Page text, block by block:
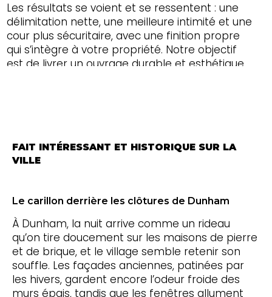
Les résultats se voient et se ressentent : une
délimitation nette, une meilleure intimité et une
cour plus sécuritaire, avec une finition propre
qui s’intègre à votre propriété. Notre objectif
est de livrer un ouvrage durable et esthétique,
FAIT INTÉRESSANT ET HISTORIQUE SUR LA
VILLE
Le carillon derrière les clôtures de Dunham
À Dunham, la nuit arrive comme un rideau
qu’on tire doucement sur les maisons de pierre
et de brique, et le village semble retenir son
souffle. Les façades anciennes, patinées par
les hivers, gardent encore l’odeur froide des
murs épais, tandis que les fenêtres allument